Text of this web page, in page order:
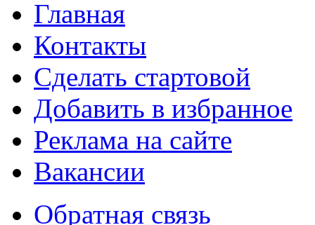
Главная
Контакты
Сделать стартовой
Добавить в избранное
Реклама на сайте
Вакансии
Обратная связь